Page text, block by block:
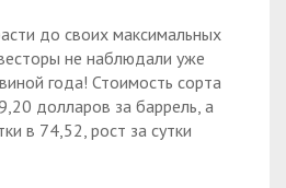
до своих максимальных
не наблюдали уже
года! Стоимость сорта
долларов за баррель, а
в 74,52, рост за сутки